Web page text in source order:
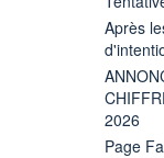
Après
2026
Page